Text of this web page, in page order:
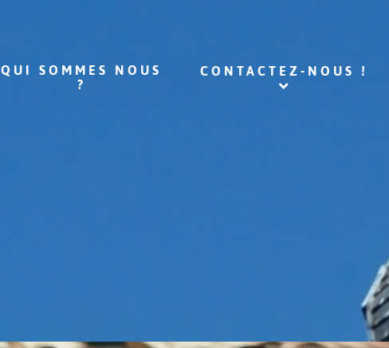
QUI SOMMES NOUS
?
CONTACTEZ-NOUS !